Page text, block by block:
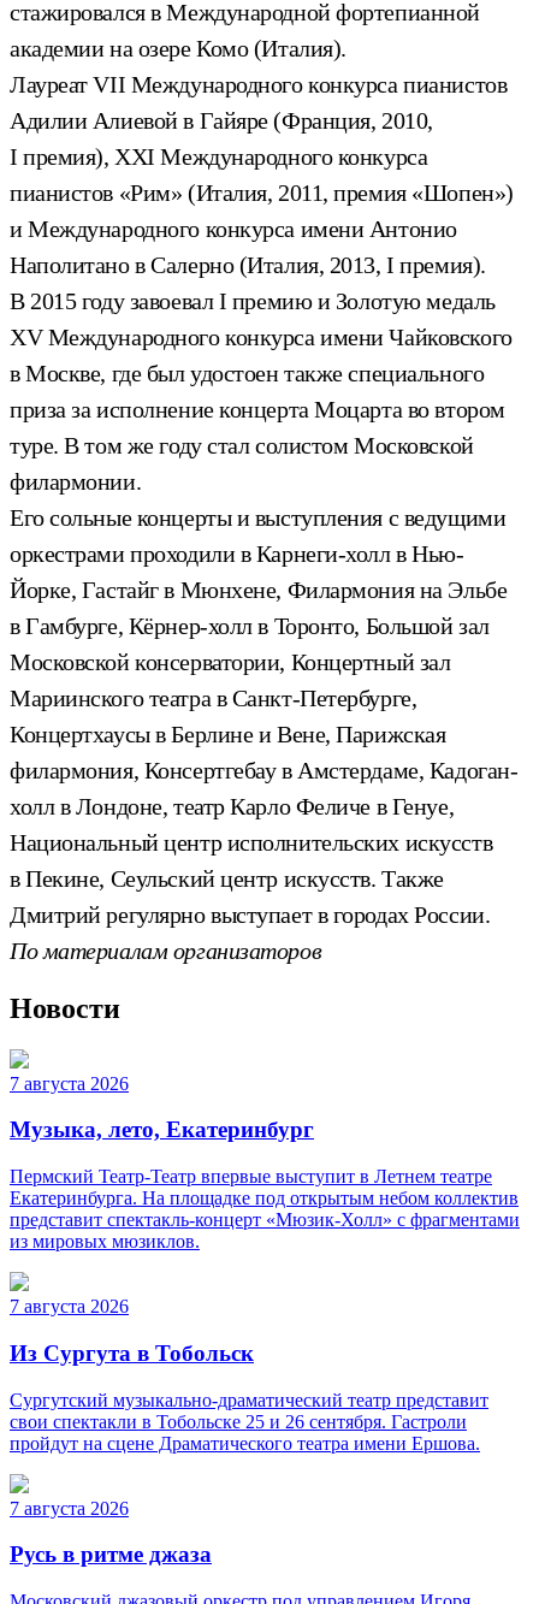
стажировался в Международной фортепианной
академии на озере Комо (Италия).
Лауреат VII Международного конкурса пианистов
Адилии Алиевой в Гайяре (Франция, 2010,
I премия), XXI Международного конкурса
пианистов «Рим» (Италия, 2011, премия «Шопен»)
и Международного конкурса имени Антонио
Наполитано в Салерно (Италия, 2013, I премия).
В 2015 году завоевал I премию и Золотую медаль
XV Международного конкурса имени Чайковского
в Москве, где был удостоен также специального
приза за исполнение концерта Моцарта во втором
туре. В том же году стал солистом Московской
филармонии.
Его сольные концерты и выступления с ведущими
оркестрами проходили в Карнеги-холл в Нью-
Йорке, Гастайг в Мюнхене, Филармония на Эльбе
в Гамбурге, Кёрнер-холл в Торонто, Большой зал
Московской консерватории, Концертный зал
Мариинского театра в Санкт-Петербурге,
Концертхаусы в Берлине и Вене, Парижская
филармония, Консертгебау в Амстердаме, Кадоган-
холл в Лондоне, театр Карло Феличе в Генуе,
Национальный центр исполнительских искусств
в Пекине, Сеульский центр искусств. Также
Дмитрий регулярно выступает в городах России.
По материалам организаторов
Новости
7 августа 2026
Музыка, лето, Екатеринбург
Пермский Театр-Театр впервые выступит в Летнем театре
Екатеринбурга. На площадке под открытым небом коллектив
представит спектакль-концерт «Мюзик-Холл» с фрагментами
из мировых мюзиклов.
7 августа 2026
Из Сургута в Тобольск
Сургутский музыкально-драматический театр представит
свои спектакли в Тобольске 25 и 26 сентября. Гастроли
пройдут на сцене Драматического театра имени Ершова.
7 августа 2026
Русь в ритме джаза